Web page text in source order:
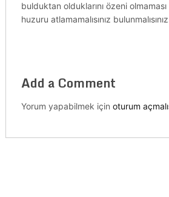
bulduktan olduklarını özeni
huzuru atlamamalısınız
Add a Comment
Yorum yapabilmek için oturum